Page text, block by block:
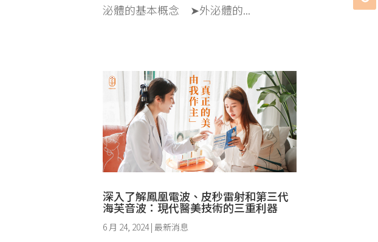
泌體的基本概念 ➤外泌體的...
深入了解鳳凰電波、皮秒雷射和第三代
海芙音波：現代醫美技術的三重利器
6 月 24, 2024| 最新消息